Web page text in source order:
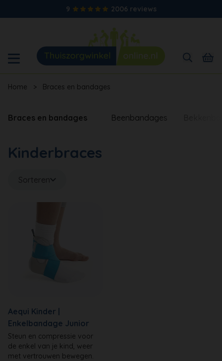
9 2006 reviews
Home > Braces en bandages
Braces en bandages Beenbandages
Kinderbraces
Sorteren
Aequi Kinder |
Enkelbandage Junior
Steun en compressie voor
de enkel van je kind, weer
met vertrouwen bewegen.